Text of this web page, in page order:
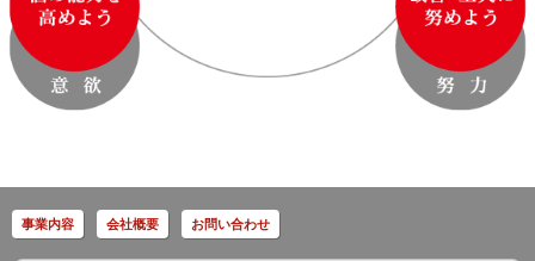
事業内容 会社概要 お問い合わせ